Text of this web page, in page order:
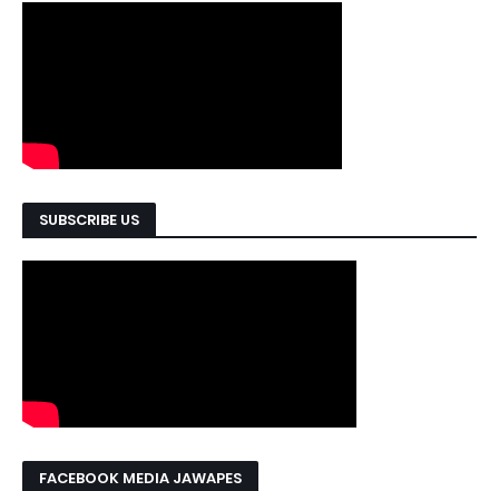
SUBSCRIBE US
FACEBOOK MEDIA JAWAPES